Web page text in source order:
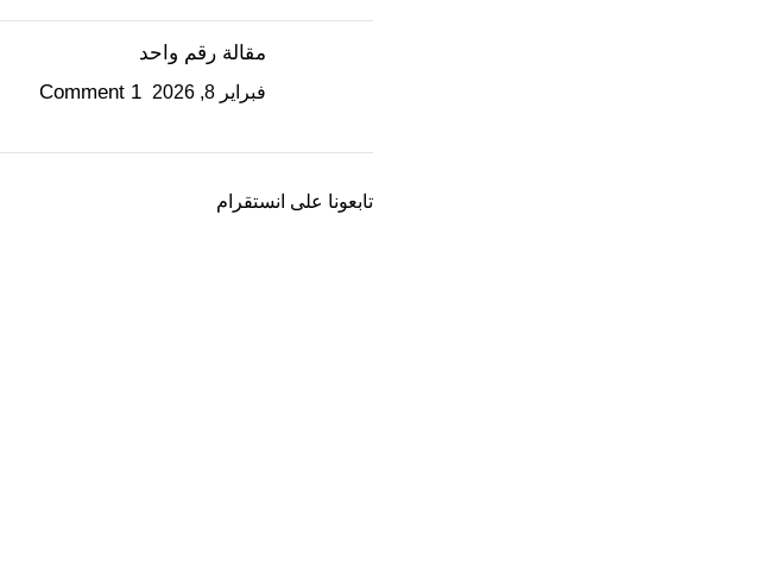
مقالة رقم واحد
فبراير 8, 2026 1 Comment
تابعونا على انستقرام